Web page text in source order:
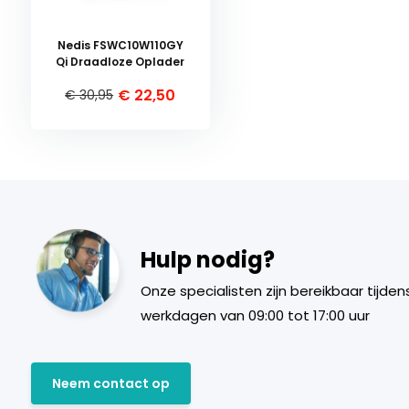
Nedis FSWC10W110GY
Qi Draadloze Oplader
€ 30,95 € 22,50
Hulp nodig?
Onze specialisten zijn bereikbaar
werkdagen van 09:00 tot 17:00 uur
Neem contact op